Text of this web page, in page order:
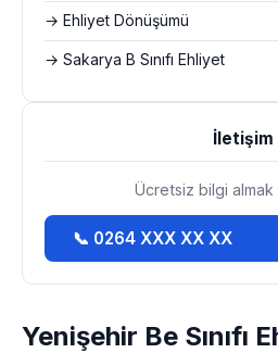
Yenişehir Be Sınıfı
→ Ehliyet Dönüşümü
→ Sakarya B Sınıfı Ehliyet
İletişim
Ücretsiz bilgi almak
📞 0264 XXX XX XX